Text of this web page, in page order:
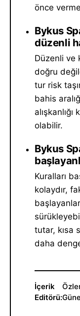
önce
Bykus
düzenli
Düzenli ve
doğru
tur risk
bahis
alışkanlığı
olabilir.
Bykus
Kuralları
kolaydır,
tutar, kısa
daha
İçerik
Editörü: